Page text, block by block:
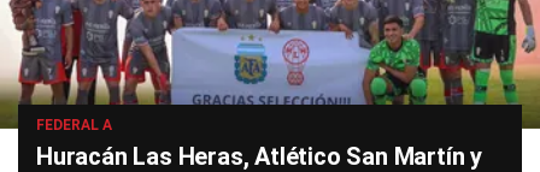
FEDERAL A
Huracán Las Heras, Atlético San Martín y